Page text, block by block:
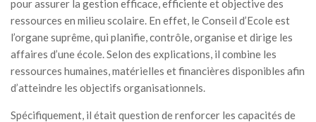
pour assurer la gestion efficace, efficiente et objective des
ressources en milieu scolaire. En effet, le Conseil d’Ecole est
l’organe suprême, qui planifie, contrôle, organise et dirige les
affaires d’une école. Selon des explications, il combine les
ressources humaines, matérielles et financières disponibles afin
d’atteindre les objectifs organisationnels.
Spécifiquement, il était question de renforcer les capacités de